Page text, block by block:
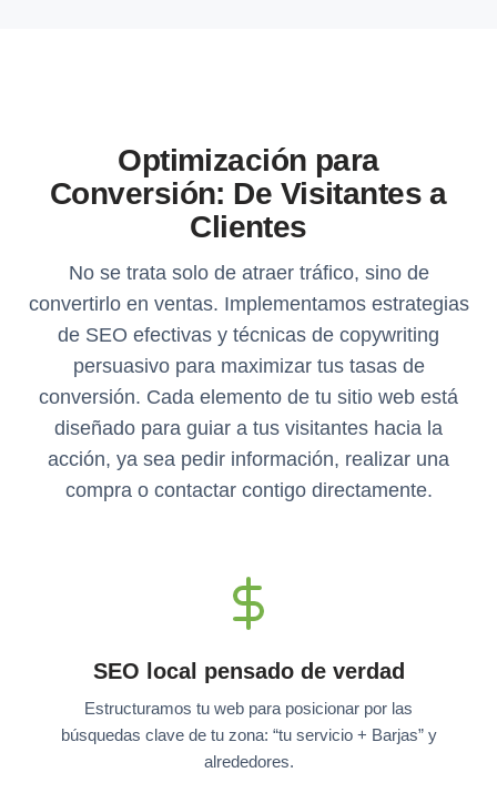
Optimización para
Conversión: De Visitantes a
Clientes
No se trata solo de atraer tráfico, sino de
convertirlo en ventas. Implementamos estrategias
de SEO efectivas y técnicas de copywriting
persuasivo para maximizar tus tasas de
conversión. Cada elemento de tu sitio web está
diseñado para guiar a tus visitantes hacia la
acción, ya sea pedir información, realizar una
compra o contactar contigo directamente.
SEO local pensado de verdad
Estructuramos tu web para posicionar por las
búsquedas clave de tu zona: “tu servicio + Barjas” y
alrededores.